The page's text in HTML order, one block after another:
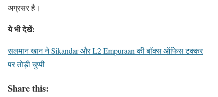
अग्रसर है।
ये भी देखें:
सलमान खान ने Sikandar और L2 Empuraan की बॉक्स ऑफिस टक्कर
पर तोड़ी चुप्पी
Share this: